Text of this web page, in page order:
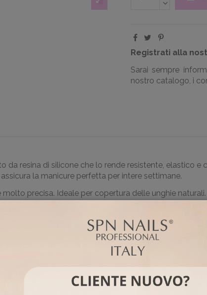
Registrati alla
Sarai sempre
nostro catalogo, i
resina di silicone che lo rende resistente, elastico
la manicure perfetta per intere settimane.
precisa. Ideale per copertura delle unghie naturali.
acrilico, non seccano e non provocan0 le crepature.
essere dovute dalle impostazioni dello